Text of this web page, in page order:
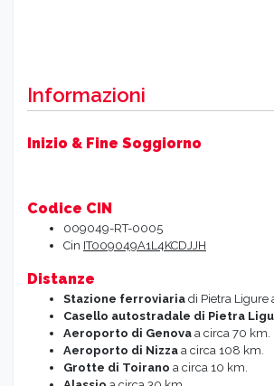
Informazioni
Inizio & Fine Soggiorno
Codice CIN
009049-RT-0005
Cin IT009049A1L4KCDJJH
Distanze
Stazione ferroviaria di Pietra Ligure
Casello autostradale di Pietra
Aeroporto di Genova a circa 70 km.
Aeroporto di Nizza a circa 108 km.
Grotte di Toirano a circa 10 km.